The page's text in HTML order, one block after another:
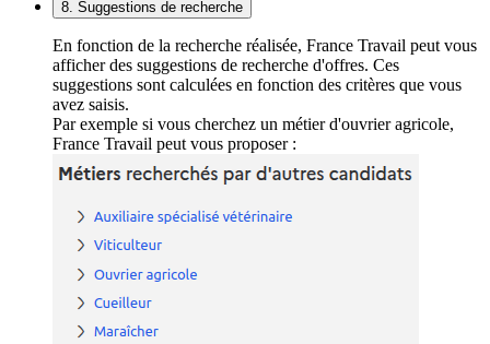
8. Suggestions de recherche
En fonction de la recherche réalisée, France Travail peut vous
afficher des suggestions de recherche d'offres. Ces
suggestions sont calculées en fonction des critères que vous
avez saisis.
Par exemple si vous cherchez un métier d'ouvrier agricole,
France Travail peut vous proposer :